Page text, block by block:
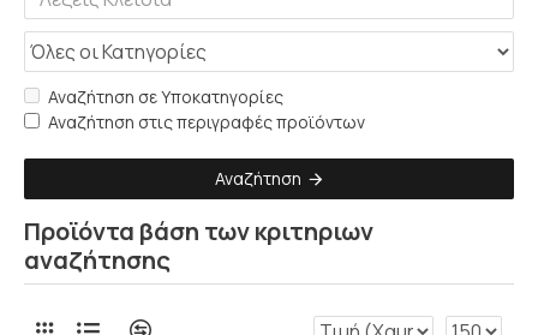
Αναζήτηση σε Υποκατηγορίες
Αναζήτηση στις περιγραφές προϊόντων
Αναζήτηση
Προϊόντα βάση των κριτηριων
αναζήτησης